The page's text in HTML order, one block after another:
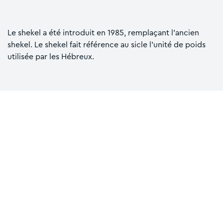
Le shekel a été introduit en 1985, remplaçant l’ancien
shekel. Le shekel fait référence au sicle l’unité de poids
utilisée par les Hébreux.